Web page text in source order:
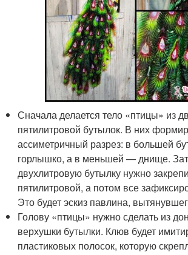
Сначала делается тело «птицы» из
пятилитровой бутылок. В них
ассиметричный разрез: в большей
горлышко, а в меньшей — днище.
двухлитровую бутылку нужно
пятилитровой, а потом все
Это будет эскиз павлина,
Голову «птицы» нужно сделать из
верхушки бутылки. Клюв будет
пластиковых полосок, которую